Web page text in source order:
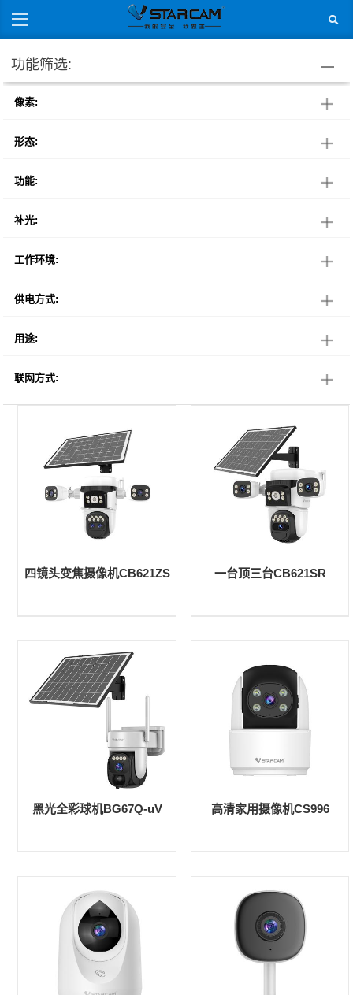
功能筛选:
像素:
形态:
功能:
补光:
工作环境:
供电方式:
用途:
联网方式:
四镜头变焦摄像机CB621ZS 一台顶三台CB621SR
黑光全彩球机BG67Q-uV 高清家用摄像机CS996